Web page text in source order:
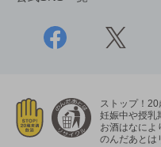
ストップ！20
妊娠中や授乳
お酒はなによ
のんだあとは